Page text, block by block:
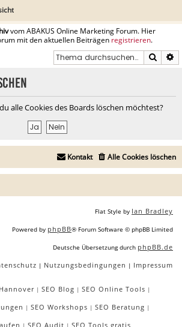
vom ABAKUS Online Marketing Forum. Hier
mit den aktuellen Beiträgen registrieren.
Suche
alle Cookies des Boards löschen möchtest?
Alle Cookies löschen
Kontakt
Flat Style by Ian Bradley
Powered by phpBB® Forum Software © phpBB Limited
Deutsche Übersetzung durch phpBB.de
| Nutzungsbedingungen | Impressum
| SEO Blog | SEO Online Tools |
| SEO Workshops | SEO Beratung |
| SEO Audit | SEO Tools gratis